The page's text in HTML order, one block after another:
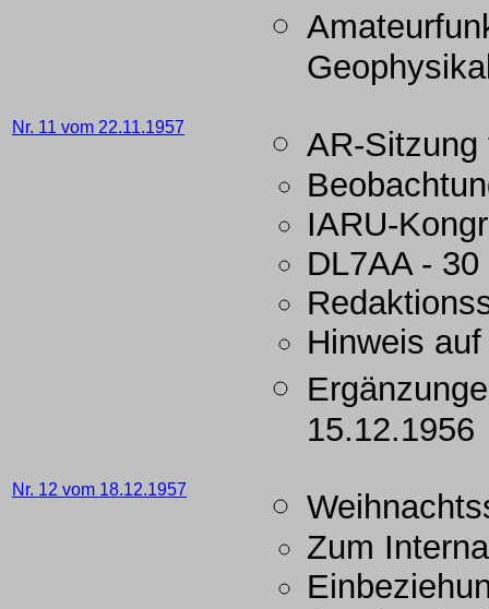
Nr. 11 vom 22.11.1957
AR-
IARU-
DL7AA -
Hinweis
15.12.1956
Nr. 12 vom 18.12.1957
Zum